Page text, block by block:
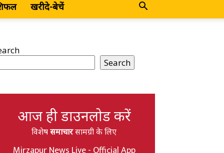
खरीदे-बेचें
Search
आज ही डाउनलोड करें
विशेषसमाचारसामग्री के लिए